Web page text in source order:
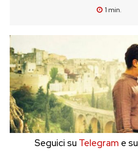
1 min.
Seguici su Telegram e su